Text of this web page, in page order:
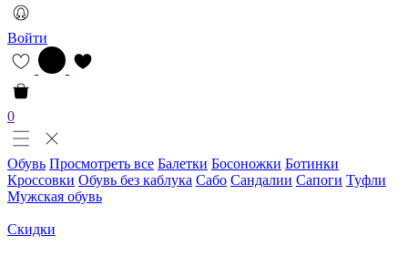
Войти
0
Обувь Просмотреть все Балетки Босоножки Ботинки
Кроссовки Обувь без каблука Сабо Сандалии Сапоги Туфли
Мужская обувь
Скидки